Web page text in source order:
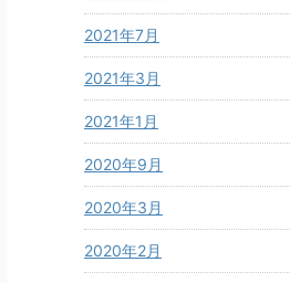
2021年7月
2021年3月
2021年1月
2020年9月
2020年3月
2020年2月